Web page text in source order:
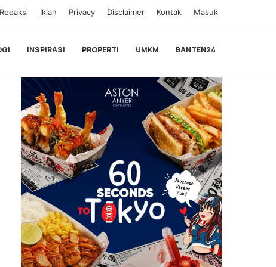
Redaksi Iklan Privacy Disclaimer Kontak Masuk
INSPIRASI PROPERTI UMKM BANTEN24